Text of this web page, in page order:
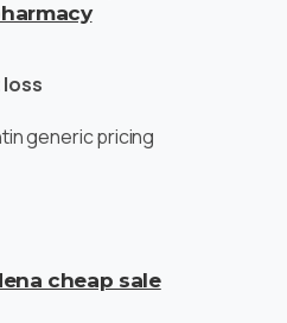
generic pricing
cheap sale